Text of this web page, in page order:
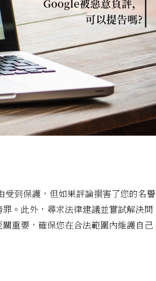
到保護，但如果評論損害了您的名譽
。此外，尋求法律建議並嘗試解決問
重要，確保您在合法範圍內維護自己